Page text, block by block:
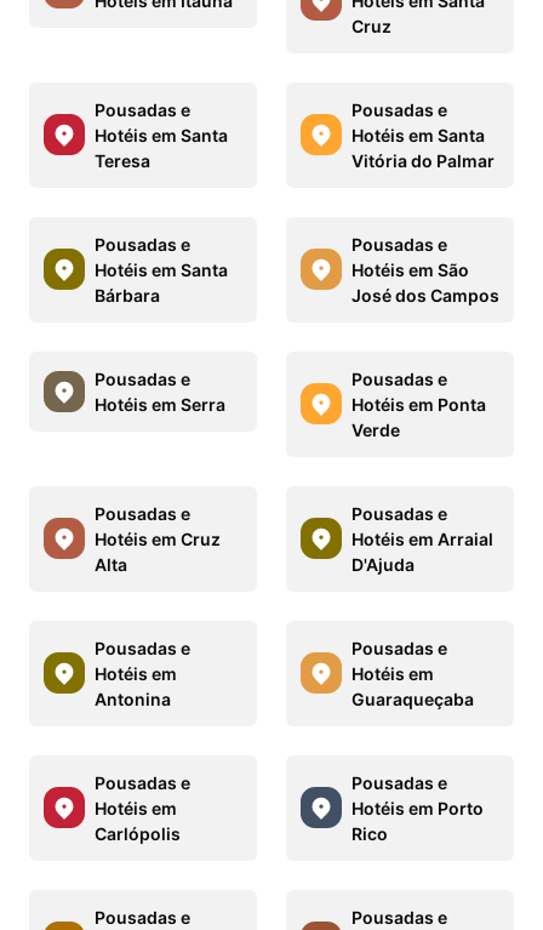
Cruz
Pousadas e
Hotéis em Santa
Teresa
Pousadas e
Hotéis em Santa
Vitória do Palmar
Pousadas e
Hotéis em Santa
Bárbara
Pousadas e
Hotéis em São
José dos Campos
Pousadas e
Hotéis em Serra
Pousadas e
Hotéis em Ponta
Verde
Pousadas e
Hotéis em Cruz
Alta
Pousadas e
Hotéis em Arraial
D'Ajuda
Pousadas e
Hotéis em
Antonina
Pousadas e
Hotéis em
Guaraqueçaba
Pousadas e
Hotéis em
Carlópolis
Pousadas e
Hotéis em Porto
Rico
Pousadas e
Pousadas e